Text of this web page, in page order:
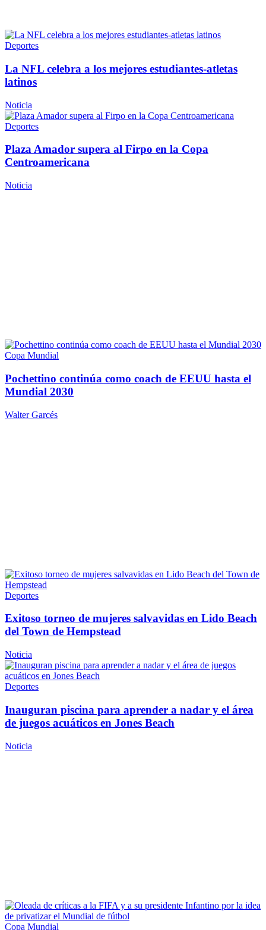
Deportes
La NFL celebra a los mejores estudiantes-atletas
latinos
Noticia
Deportes
Plaza Amador supera al Firpo en la Copa
Centroamericana
Noticia
Copa Mundial
Pochettino continúa como coach de EEUU hasta el
Mundial 2030
Walter Garcés
Deportes
Exitoso torneo de mujeres salvavidas en Lido Beach
del Town de Hempstead
Noticia
Deportes
Inauguran piscina para aprender a nadar y el área
de juegos acuáticos en Jones Beach
Noticia
Copa Mundial